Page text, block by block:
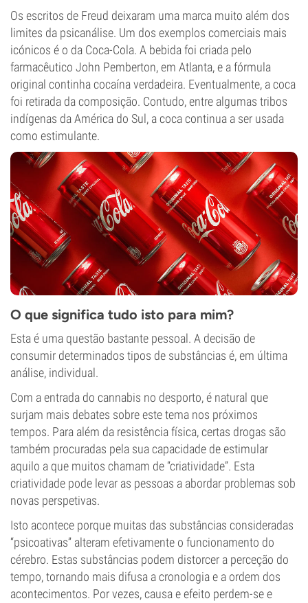
Os escritos de Freud deixaram uma marca muito além dos
limites da psicanálise. Um dos exemplos comerciais mais
icónicos é o da Coca-Cola. A bebida foi criada pelo
farmacêutico John Pemberton, em Atlanta, e a fórmula
original continha cocaína verdadeira. Eventualmente, a coca
foi retirada da composição. Contudo, entre algumas tribos
indígenas da América do Sul, a coca continua a ser usada
como estimulante.
O que significa tudo isto para mim?
Esta é uma questão bastante pessoal. A decisão de
consumir determinados tipos de substâncias é, em última
análise, individual.
Com a entrada do cannabis no desporto, é natural que
surjam mais debates sobre este tema nos próximos
tempos. Para além da resistência física, certas drogas são
também procuradas pela sua capacidade de estimular
aquilo a que muitos chamam de “criatividade”. Esta
criatividade pode levar as pessoas a abordar problemas sob
novas perspetivas.
Isto acontece porque muitas das substâncias consideradas
“psicoativas” alteram efetivamente o funcionamento do
cérebro. Estas substâncias podem distorcer a perceção do
tempo, tornando mais difusa a cronologia e a ordem dos
acontecimentos. Por vezes, causa e efeito perdem-se e